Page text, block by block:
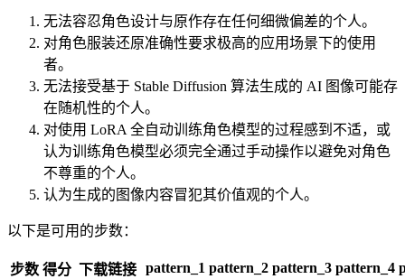
无法容忍角色设计与原作存在任何细微偏差的个人。
对角色服装还原准确性要求极高的应用场景下的使用
者。
无法接受基于 Stable Diffusion 算法生成的 AI 图像可能存
在随机性的个人。
对使用 LoRA 全自动训练角色模型的过程感到不适，或
认为训练角色模型必须完全通过手动操作以避免对角色
不尊重的个人。
认为生成的图像内容冒犯其价值观的个人。
以下是可用的步数：
步数 得分 下载链接 pattern_1 pattern_2 pattern_3 pattern_4